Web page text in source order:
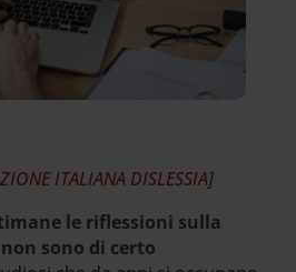
ITALIANA DISLESSIA]
le riflessioni sulla
sono di certo